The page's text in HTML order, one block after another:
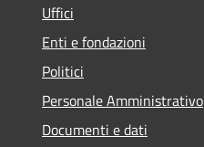
Uffici
Enti e fondazioni
Politici
Personale Amministrativo
Documenti e dati